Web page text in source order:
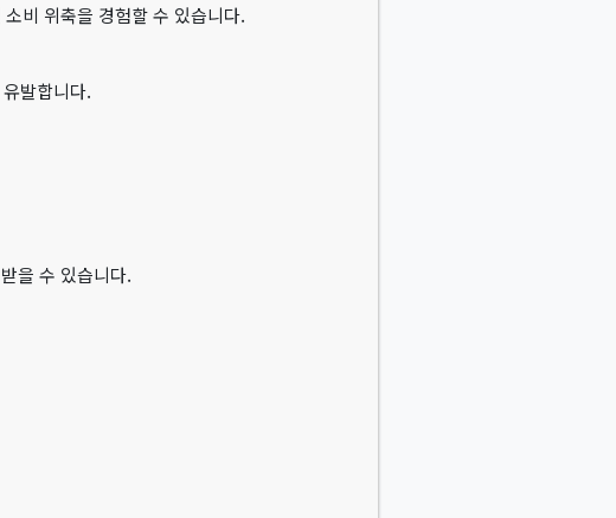
비 위축을 경험할 수 있습니다.
발합니다.
을 수 있습니다.